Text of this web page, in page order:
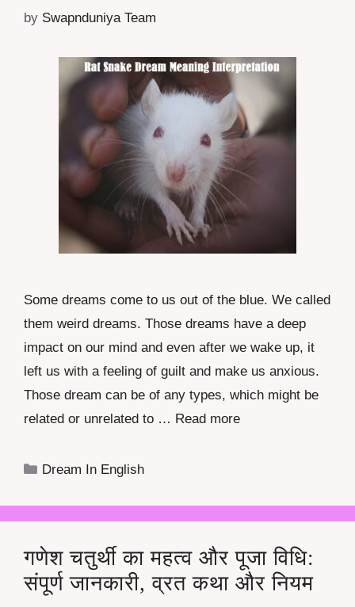
by Swapnduniya Team
Some dreams come to us out of the blue. We called
them weird dreams. Those dreams have a deep
impact on our mind and even after we wake up, it
left us with a feeling of guilt and make us anxious.
Those dream can be of any types, which might be
related or unrelated to … Read more
Categories
Dream In English
गणेश चतुर्थी का महत्व और पूजा विधि:
संपूर्ण जानकारी, व्रत कथा और नियम